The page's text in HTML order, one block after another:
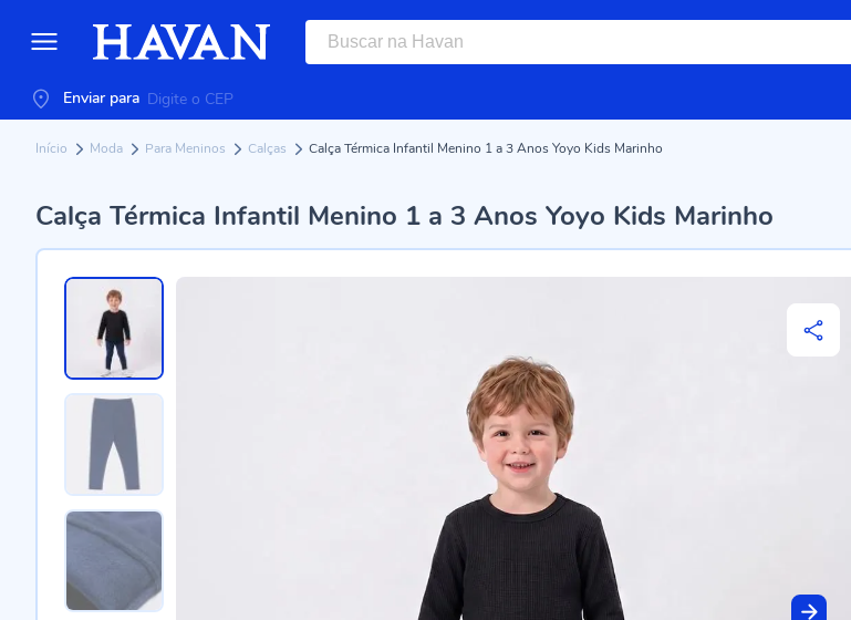
Enviar para
Início Moda Para Meninos Calças Calça Térmica Infantil Menino 1 a 3 Anos Yoyo Kids Marinho
Calça Térmica Infantil Menino 1 a 3 Anos Yoyo Kids Marinho